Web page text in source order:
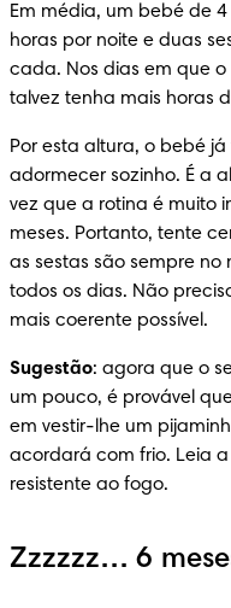
Em média, um bebé de
horas por noite e duas
cada. Nos dias em que
talvez tenha mais horas
Por esta altura, o bebé
adormecer sozinho. É a
vez que a rotina é muito
meses. Portanto, tente
as sestas são sempre
todos os dias. Não
mais coerente possível.
Sugestão: agora que o
um pouco, é provável
em vestir-lhe um
acordará com frio. Leia
resistente ao fogo.
Zzzzzz… 6